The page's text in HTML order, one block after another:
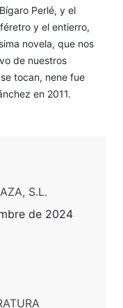
Perlé, y el
y el entierro,
novela, que nos
de nuestros
tocan, nene fue
en 2011.
S.L.
de 2024